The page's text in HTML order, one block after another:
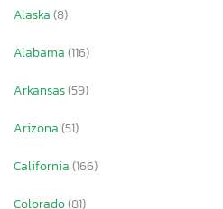
Alaska(8)
Alabama(116)
Arkansas(59)
Arizona(51)
California(166)
Colorado(81)